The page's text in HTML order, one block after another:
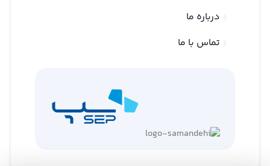
درباره ما
تماس با ما